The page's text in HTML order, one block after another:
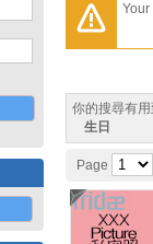
你的搜尋有
生日
Page